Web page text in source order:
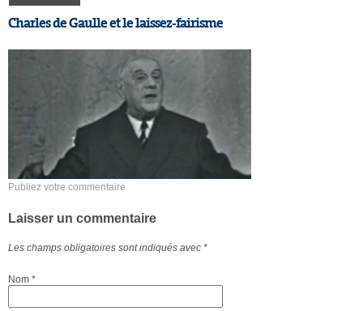
Charles de Gaulle et le laissez-fairisme
Publiez votre commentaire
Laisser un commentaire
Les champs obligatoires sont indiqués avec *
Nom *